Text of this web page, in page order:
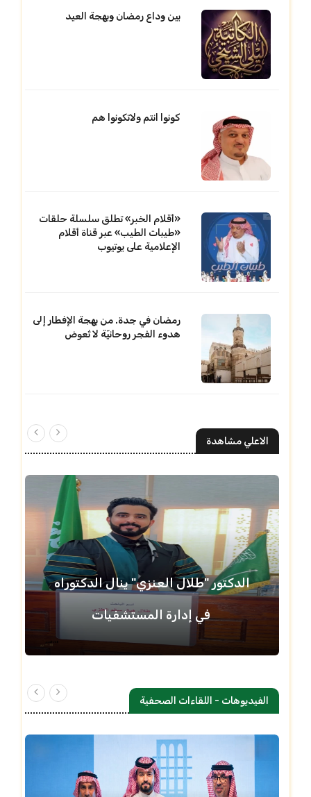
بين وداع رمضان وبهجة العيد
كونوا انتم ولاتكونوا هم
«أقلام الخبر» تطلق سلسلة حلقات
«طيبات الطيب» عبر قناة أقلام
الإعلامية على يوتيوب
رمضان في جدة. من بهجة الإفطار إلى
هدوء الفجر روحانيّة لا تُعوض
الاعلي مشاهدة
الدكتور "طلال العنزي" ينال الدكتوراه
في إدارة المستشفيات
الفيديوهات - اللقاءات الصحفية